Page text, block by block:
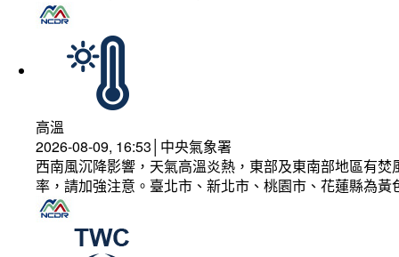
高溫
2026-08-09, 16:53│中央氣象署
西南風沉降影響，天氣高溫炎熱，東部及東南部地區有
率，請加強注意。臺北市、新北市、桃園市、花蓮縣為